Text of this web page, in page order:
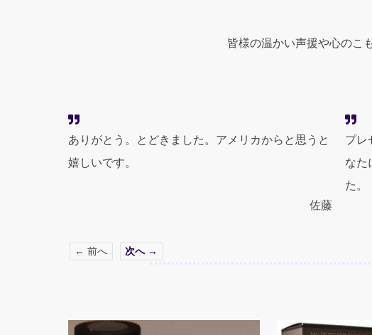
皆様の温かい声援や心のこ
ありがとう。とどきました。アメリカからと思うと
嬉しいです。
佐藤
プレ
なた
た。
← 前へ 次へ →